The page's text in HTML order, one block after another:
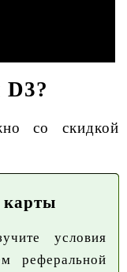
со скидкой
карты
условия
реферальной